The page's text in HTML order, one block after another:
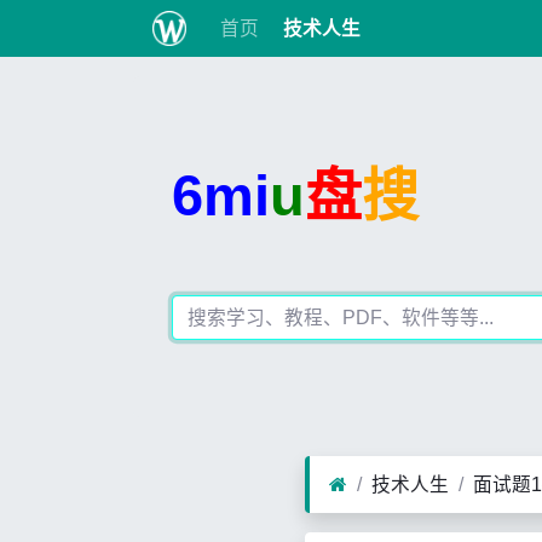
首页 技术人生
6miu盘搜
技术人生 面试题